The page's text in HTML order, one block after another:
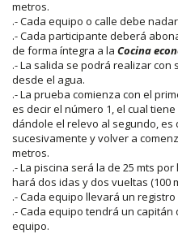
metros.
.- Cada equipo o calle debe
.- Cada participante deberá
de forma íntegra a la Cocina
.- La salida se podrá realizar
desde el agua.
.- La prueba comienza con el
es decir el número 1, el cual
dándole el relevo al segundo, es
sucesivamente y volver a
metros.
.- La piscina será la de 25 mts
hará dos idas y dos vueltas (100
.- Cada equipo llevará un
.- Cada equipo tendrá un
equipo.